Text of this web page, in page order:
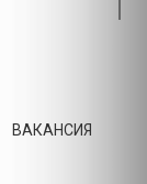
ВАКАНСИЯ